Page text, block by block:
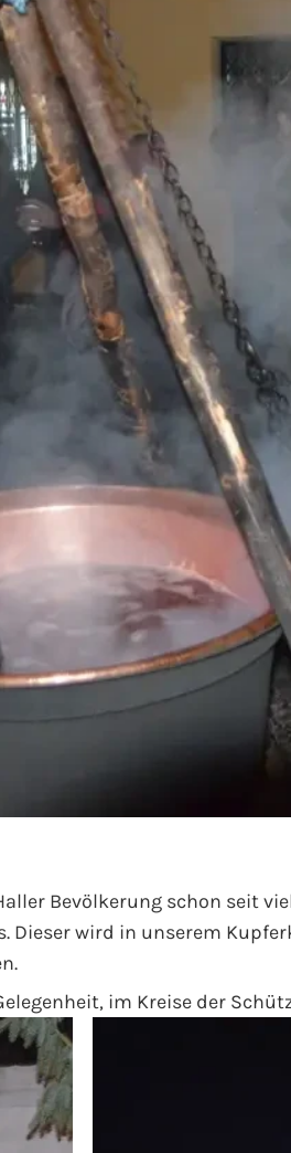
Bevölkerung schon seit
Dieser wird in unserem
im Kreise der